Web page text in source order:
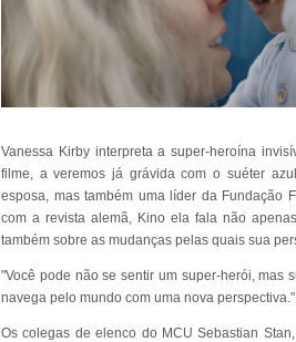
Vanessa Kirby interpreta a super-heroína
filme, a veremos já grávida com o suéter
esposa, mas também uma líder da Fundação
com a revista alemã, Kino ela fala não
também sobre as mudanças pelas quais sua
"Você pode não se sentir um super-herói, mas
navega pelo mundo com uma nova perspectiva."
Os colegas de elenco do MCU Sebastian